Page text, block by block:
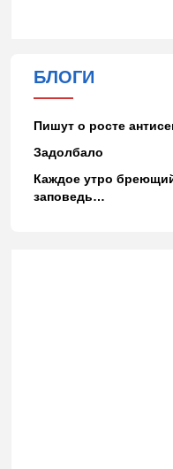
БЛОГИ
Пишут о росте
Задолбало
Каждое утро
заповедь…